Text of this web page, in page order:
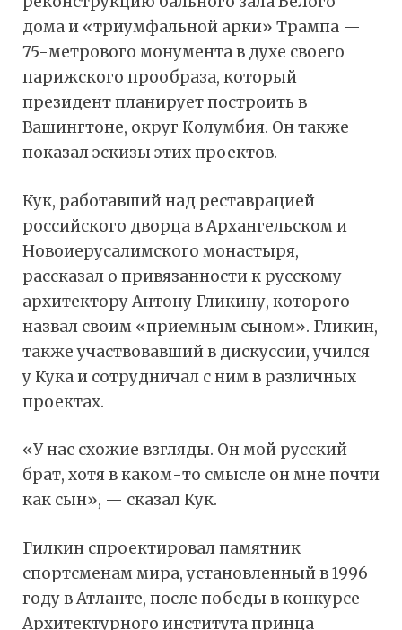
дома и «триумфальной арки» Трампа —
75-метрового монумента в духе своего
парижского прообраза, который
президент планирует построить в
Вашингтоне, округ Колумбия. Он также
показал эскизы этих проектов.
Кук, работавший над реставрацией
российского дворца в Архангельском и
Новоиерусалимского монастыря,
рассказал о привязанности к русскому
архитектору Антону Гликину, которого
назвал своим «приемным сыном». Гликин,
также участвовавший в дискуссии, учился
у Кука и сотрудничал с ним в различных
проектах.
«У нас схожие взгляды. Он мой русский
брат, хотя в каком-то смысле он мне почти
как сын», — сказал Кук.
Гилкин спроектировал памятник
спортсменам мира, установленный в 1996
году в Атланте, после победы в конкурсе
Архитектурного института принца